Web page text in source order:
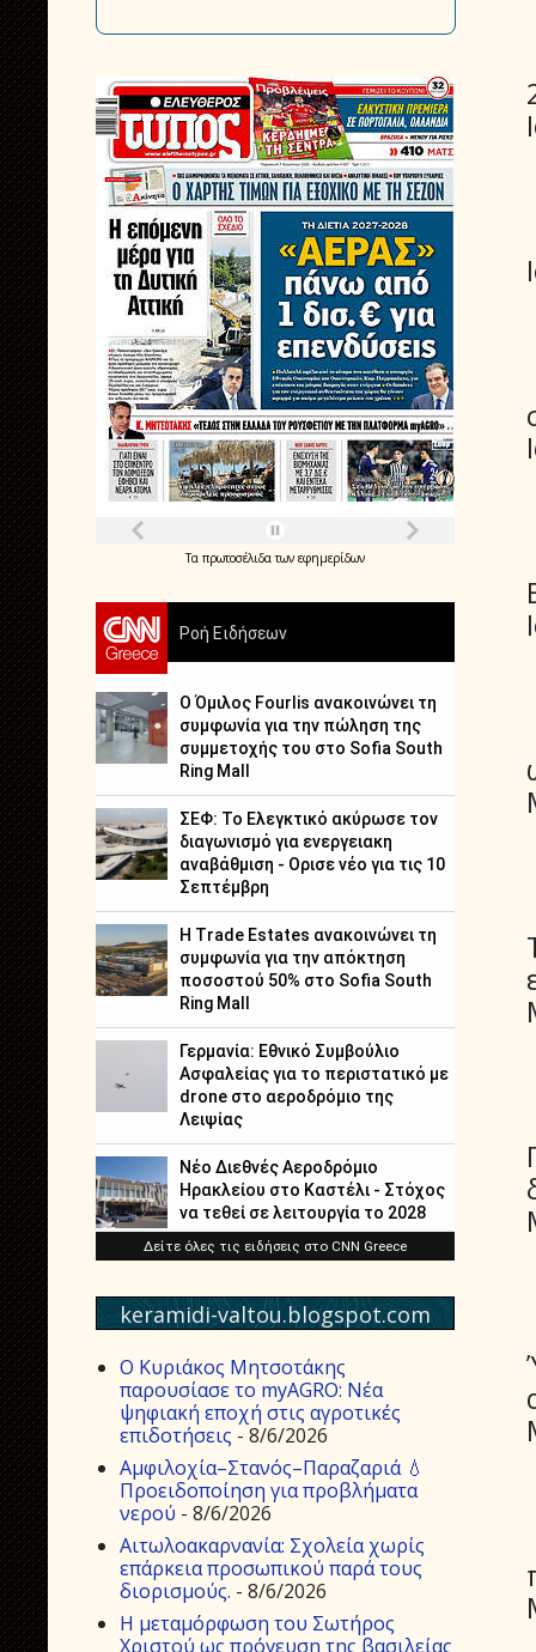
Τα πρωτοσέλιδατων εφημερίδων
keramidi-valtou.blogspot.com
Ο Κυριάκος Μητσοτάκης
παρουσίασε το myAGRO: Νέα
ψηφιακή εποχή στις αγροτικές
επιδοτήσεις - 8/6/2026
Αμφιλοχία–Στανός–Παραζαριά 💧
Προειδοποίηση για προβλήματα
νερού - 8/6/2026
Αιτωλοακαρνανία: Σχολεία χωρίς
επάρκεια προσωπικού παρά τους
διορισμούς. - 8/6/2026
Η μεταμόρφωση του Σωτήρος
Χριστού ως πρόγευση της βασιλείας